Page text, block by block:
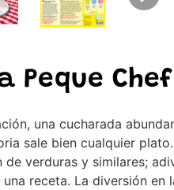
Chef
una cucharada
sale bien cualquier
verduras y similares;
receta. La diversión